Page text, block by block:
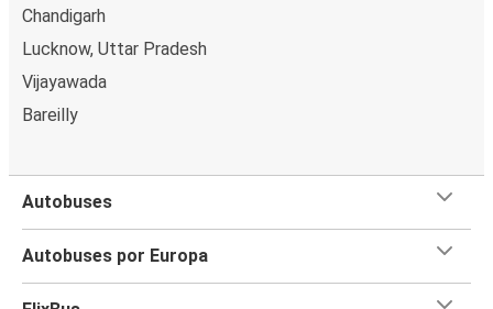
Chandigarh
Lucknow, Uttar Pradesh
Vijayawada
Bareilly
Autobuses
Autobuses por Europa